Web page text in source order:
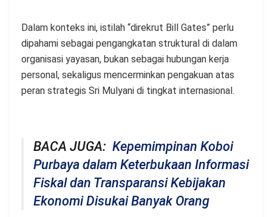
Dalam konteks ini, istilah “direkrut Bill Gates” perlu
dipahami sebagai pengangkatan struktural di dalam
organisasi yayasan, bukan sebagai hubungan kerja
personal, sekaligus mencerminkan pengakuan atas
peran strategis Sri Mulyani di tingkat internasional.
BACA JUGA: Kepemimpinan Koboi
Purbaya dalam Keterbukaan Informasi
Fiskal dan Transparansi Kebijakan
Ekonomi Disukai Banyak Orang